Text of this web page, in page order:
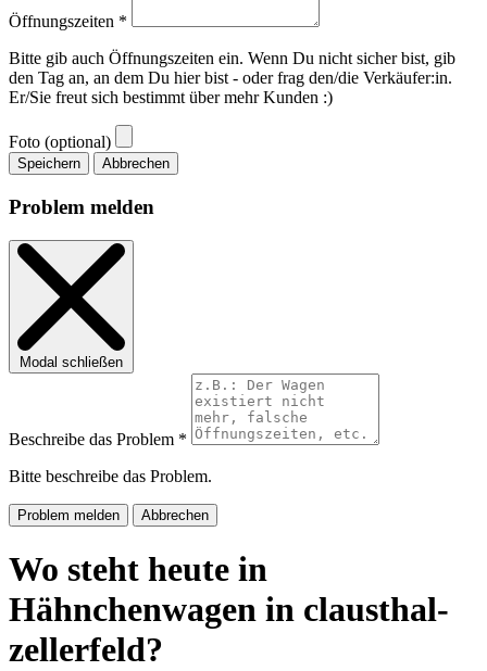
Öffnungszeiten *
Bitte gib auch Öffnungszeiten ein. Wenn Du nicht sicher bist, gib
den Tag an, an dem Du hier bist - oder frag den/die Verkäufer:in.
Er/Sie freut sich bestimmt über mehr Kunden :)
Foto (optional)
Speichern Abbrechen
Problem melden
Modal schließen
Beschreibe das Problem *
Bitte beschreibe das Problem.
Problem melden Abbrechen
Wo steht heute in
Hähnchenwagen in clausthal-
zellerfeld?